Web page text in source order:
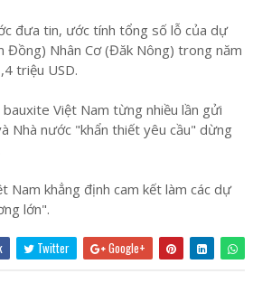
đưa tin, ước tính tổng số lỗ của dự
Đồng) Nhân Cơ (Đăk Nông) trong năm
triệu USD.
Việt Nam từng nhiều lần gửi
Nhà nước "khẩn thiết yêu cầu" dừng
Nam khẳng định cam kết làm các dự
lớn".
Twitter Google+